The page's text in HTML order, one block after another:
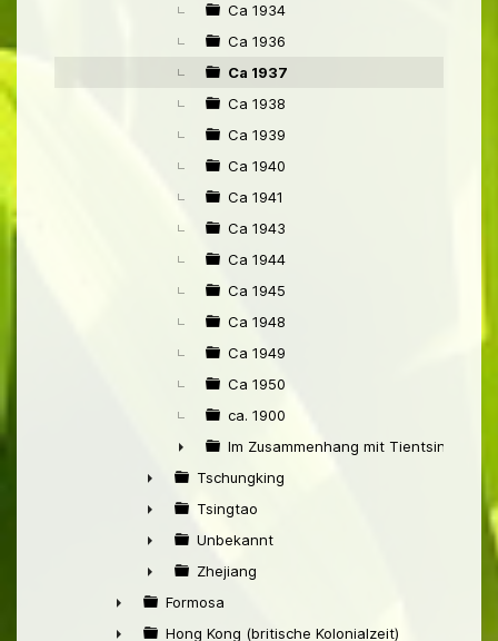
Ca 1934
Ca 1936
Ca 1937
Ca 1938
Ca 1939
Ca 1940
Ca 1941
Ca 1943
Ca 1944
Ca 1945
Ca 1948
Ca 1949
Ca 1950
ca. 1900
►
Im Zusammenhang mit Tientsin
►
Tschungking
►
Tsingtao
►
Unbekannt
►
Zhejiang
►
Formosa
Hong Kong (britische Kolonialzeit)